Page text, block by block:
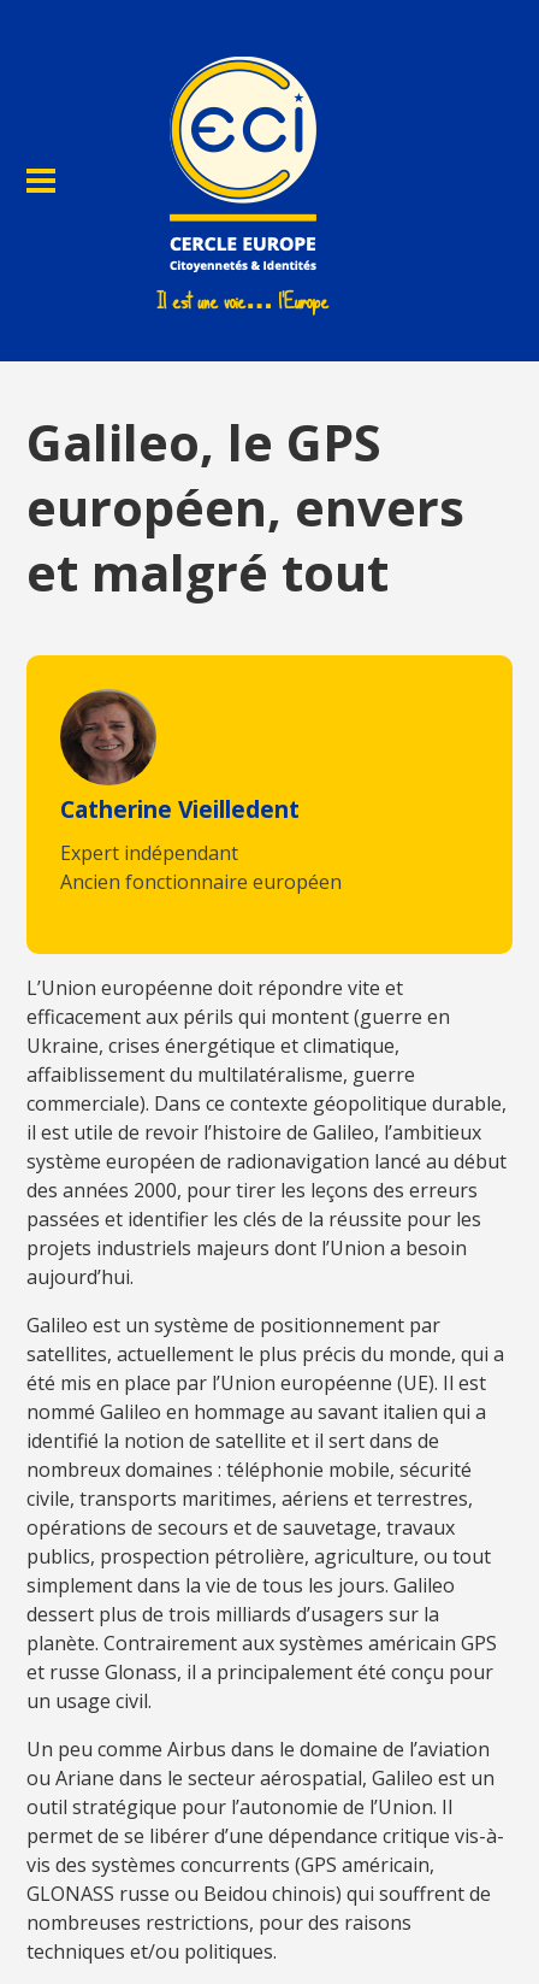
Galileo, le GPS
européen, envers
et malgré tout
Catherine Vieilledent
Expert indépendant
Ancien fonctionnaire européen
L’Union européenne doit répondre vite et
efficacement aux périls qui montent (guerre en
Ukraine, crises énergétique et climatique,
affaiblissement du multilatéralisme, guerre
commerciale). Dans ce contexte géopolitique durable,
il est utile de revoir l’histoire de Galileo, l’ambitieux
système européen de radionavigation lancé au début
des années 2000, pour tirer les leçons des erreurs
passées et identifier les clés de la réussite pour les
projets industriels majeurs dont l’Union a besoin
aujourd’hui.
Galileo est un système de positionnement par
satellites, actuellement le plus précis du monde, qui a
été mis en place par l’Union européenne (UE). Il est
nommé Galileo en hommage au savant italien qui a
identifié la notion de satellite et il sert dans de
nombreux domaines : téléphonie mobile, sécurité
civile, transports maritimes, aériens et terrestres,
opérations de secours et de sauvetage, travaux
publics, prospection pétrolière, agriculture, ou tout
simplement dans la vie de tous les jours. Galileo
dessert plus de trois milliards d’usagers sur la
planète. Contrairement aux systèmes américain GPS
et russe Glonass, il a principalement été conçu pour
un usage civil.
Un peu comme Airbus dans le domaine de l’aviation
ou Ariane dans le secteur aérospatial, Galileo est un
outil stratégique pour l’autonomie de l’Union. Il
permet de se libérer d’une dépendance critique vis-à-
vis des systèmes concurrents (GPS américain,
GLONASS russe ou Beidou chinois) qui souffrent de
nombreuses restrictions, pour des raisons
techniques et/ou politiques.